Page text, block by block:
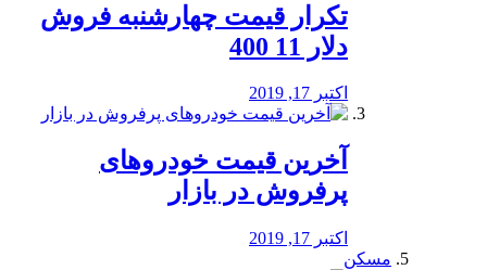
تکرار قیمت چهارشنبه فروش
دلار 11 400
اکتبر 17, 2019
آخرین قیمت خودرو‌های
پرفروش در بازار
اکتبر 17, 2019
مسکن